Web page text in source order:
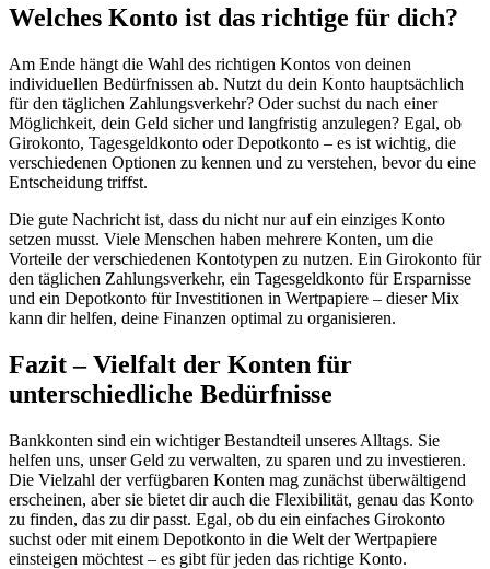
Welches Konto ist das richtige für dich?
Am Ende hängt die Wahl des richtigen Kontos von deinen
individuellen Bedürfnissen ab. Nutzt du dein Konto hauptsächlich
für den täglichen Zahlungsverkehr? Oder suchst du nach einer
Möglichkeit, dein Geld sicher und langfristig anzulegen? Egal, ob
Girokonto, Tagesgeldkonto oder Depotkonto – es ist wichtig, die
verschiedenen Optionen zu kennen und zu verstehen, bevor du eine
Entscheidung triffst.
Die gute Nachricht ist, dass du nicht nur auf ein einziges Konto
setzen musst. Viele Menschen haben mehrere Konten, um die
Vorteile der verschiedenen Kontotypen zu nutzen. Ein Girokonto für
den täglichen Zahlungsverkehr, ein Tagesgeldkonto für Ersparnisse
und ein Depotkonto für Investitionen in Wertpapiere – dieser Mix
kann dir helfen, deine Finanzen optimal zu organisieren.
Fazit – Vielfalt der Konten für
unterschiedliche Bedürfnisse
Bankkonten sind ein wichtiger Bestandteil unseres Alltags. Sie
helfen uns, unser Geld zu verwalten, zu sparen und zu investieren.
Die Vielzahl der verfügbaren Konten mag zunächst überwältigend
erscheinen, aber sie bietet dir auch die Flexibilität, genau das Konto
zu finden, das zu dir passt. Egal, ob du ein einfaches Girokonto
suchst oder mit einem Depotkonto in die Welt der Wertpapiere
einsteigen möchtest – es gibt für jeden das richtige Konto.